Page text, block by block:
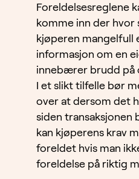
Foreldelsesreglene
komme inn der hvor
kjøperen mangelfull
informasjon om en
innebærer brudd på
I et slikt tilfelle bør
over at dersom det
siden transaksjonen
kan kjøperens krav
foreldet hvis man
foreldelse på riktig